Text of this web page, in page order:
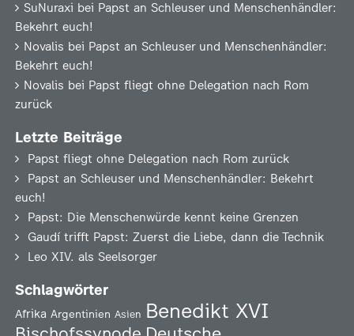
SuNuraxi bei Papst an Schleuser und Menschenhändler:
Bekehrt euch!
Novalis bei Papst an Schleuser und Menschenhändler:
Bekehrt euch!
Novalis bei Papst fliegt ohne Delegation nach Rom
zurück
Letzte Beiträge
Papst fliegt ohne Delegation nach Rom zurück
Papst an Schleuser und Menschenhändler: Bekehrt
euch!
Papst: Die Menschenwürde kennt keine Grenzen
Gaudí trifft Papst: Zuerst die Liebe, dann die Technik
Leo XIV. als Seelsorger
Schlagwörter
Afrika Argentinien Asien Benedikt XVI